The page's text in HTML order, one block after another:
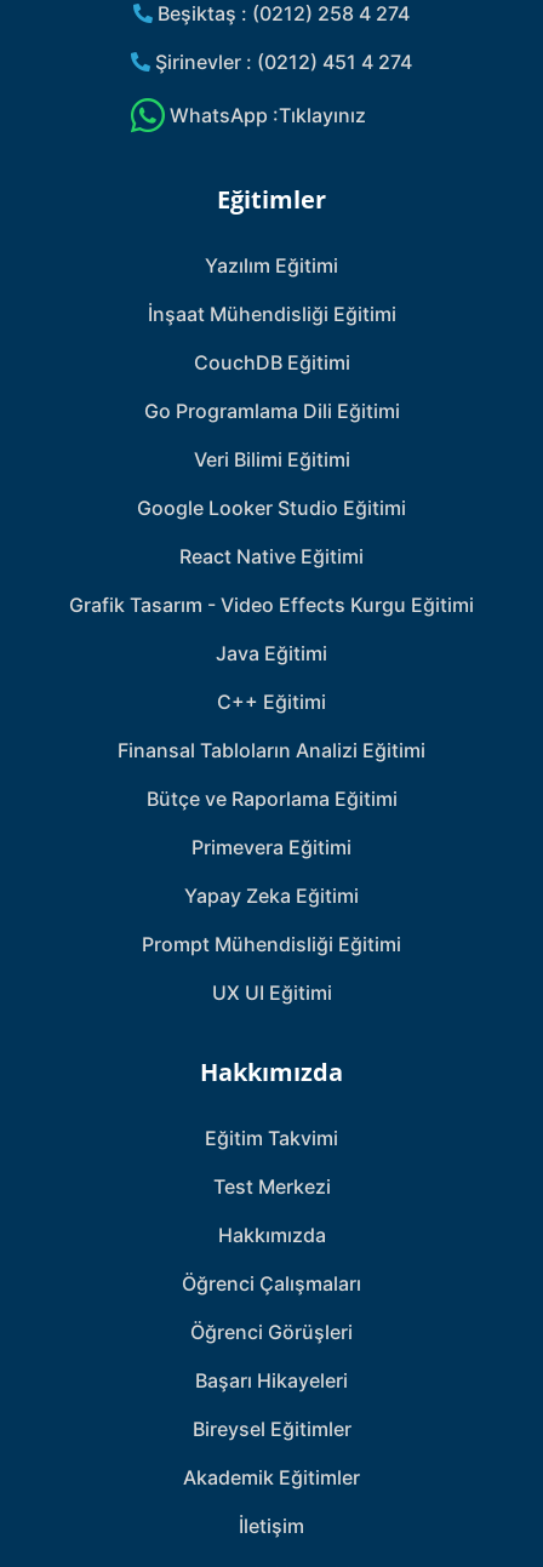
Beşiktaş : (0212) 258 4 274
Şirinevler : (0212) 451 4 274
WhatsApp :Tıklayınız
Eğitimler
Yazılım Eğitimi
İnşaat Mühendisliği Eğitimi
CouchDB Eğitimi
Go Programlama Dili Eğitimi
Veri Bilimi Eğitimi
Google Looker Studio Eğitimi
React Native Eğitimi
Grafik Tasarım - Video Effects Kurgu Eğitimi
Java Eğitimi
C++ Eğitimi
Finansal Tabloların Analizi Eğitimi
Bütçe ve Raporlama Eğitimi
Primevera Eğitimi
Yapay Zeka Eğitimi
Prompt Mühendisliği Eğitimi
UX UI Eğitimi
Hakkımızda
Eğitim Takvimi
Test Merkezi
Hakkımızda
Öğrenci Çalışmaları
Öğrenci Görüşleri
Başarı Hikayeleri
Bireysel Eğitimler
Akademik Eğitimler
İletişim